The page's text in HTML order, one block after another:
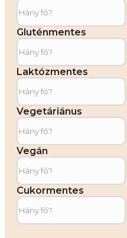
Gluténmentes
Laktózmentes
Vegetáriánus
Vegán
Cukormentes